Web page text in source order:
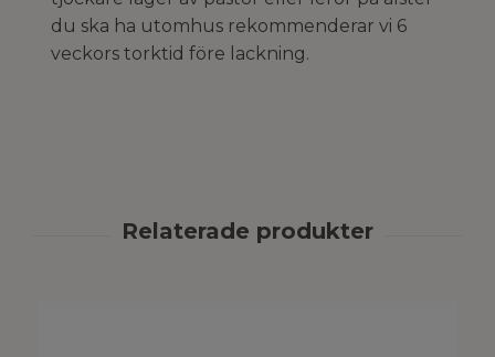
du ska ha utomhus rekommenderar vi 6
veckors torktid före lackning.